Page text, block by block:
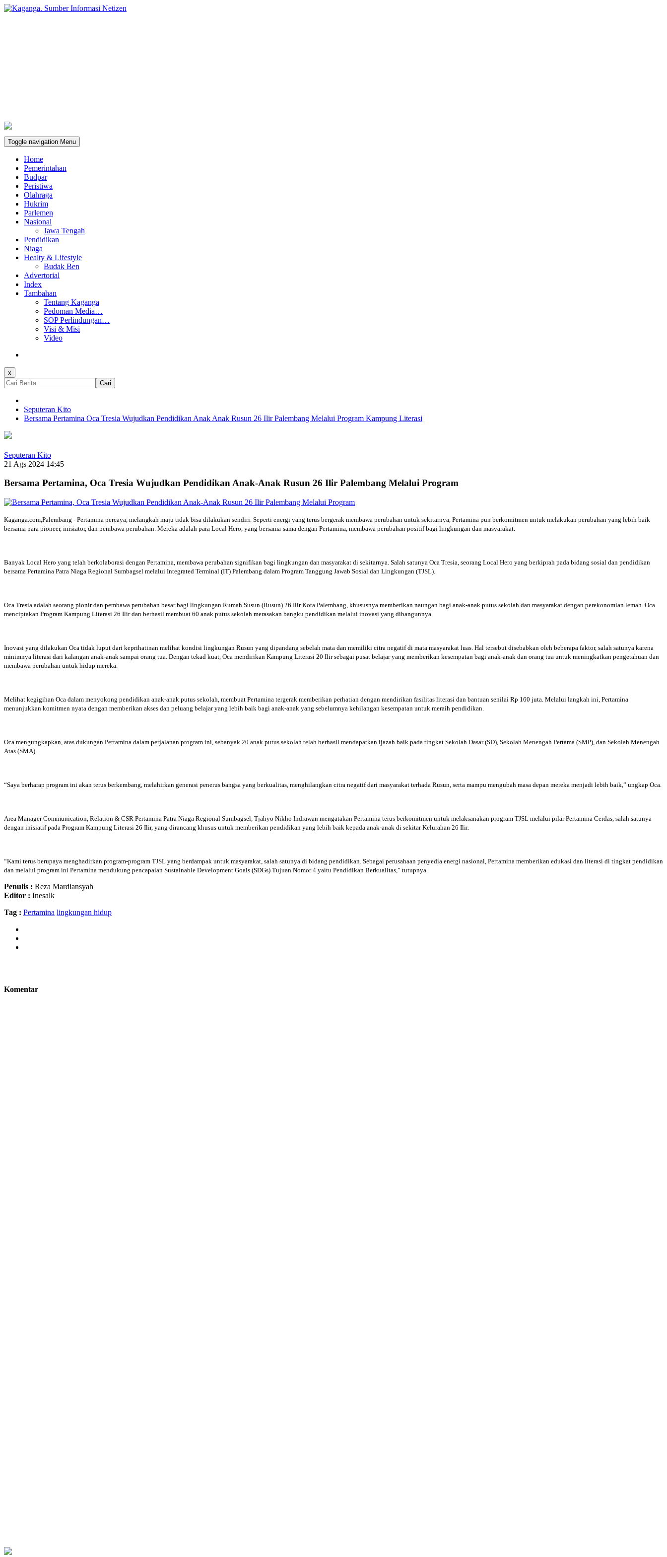
Toggle navigation Menu
Home
Pemerintahan
Budpar
Peristiwa
Olahraga
Hukrim
Parlemen
Nasional
Jawa Tengah
Pendidikan
Niaga
Healty & Lifestyle
Budak Ben
Advertorial
Index
Tambahan
Tentang Kaganga
Pedoman Media…
SOP Perlindungan…
Visi & Misi
Video
x
Cari
Seputeran Kito
Bersama Pertamina Oca Tresia Wujudkan Pendidikan Anak Anak Rusun 26 Ilir Palembang Melalui Program Kampung Literasi
Seputeran Kito
21 Ags 2024 14:45
Bersama Pertamina, Oca Tresia Wujudkan Pendidikan Anak-Anak Rusun 26 Ilir Palembang Melalui Program
Kaganga.com,Palembang - Pertamina percaya, melangkah maju tidak bisa dilakukan sendiri. Seperti energi yang terus bergerak membawa perubahan untuk sekitarnya, Pertamina pun berkomitmen untuk melakukan perubahan yang lebih baik
bersama para pioneer, inisiator, dan pembawa perubahan. Mereka adalah para Local Hero, yang bersama-sama dengan Pertamina, membawa perubahan positif bagi lingkungan dan masyarakat.
Banyak Local Hero yang telah berkolaborasi dengan Pertamina, membawa perubahan signifikan bagi lingkungan dan masyarakat di sekitarnya. Salah satunya Oca Tresia, seorang Local Hero yang berkiprah pada bidang sosial dan pendidikan
bersama Pertamina Patra Niaga Regional Sumbagsel melalui Integrated Terminal (IT) Palembang dalam Program Tanggung Jawab Sosial dan Lingkungan (TJSL).
Oca Tresia adalah seorang pionir dan pembawa perubahan besar bagi lingkungan Rumah Susun (Rusun) 26 Ilir Kota Palembang, khususnya memberikan naungan bagi anak-anak putus sekolah dan masyarakat dengan perekonomian lemah. Oca
menciptakan Program Kampung Literasi 26 Ilir dan berhasil membuat 60 anak putus sekolah merasakan bangku pendidikan melalui inovasi yang dibangunnya.
Inovasi yang dilakukan Oca tidak luput dari keprihatinan melihat kondisi lingkungan Rusun yang dipandang sebelah mata dan memiliki citra negatif di mata masyarakat luas. Hal tersebut disebabkan oleh beberapa faktor, salah satunya karena
minimnya literasi dari kalangan anak-anak sampai orang tua. Dengan tekad kuat, Oca mendirikan Kampung Literasi 20 Ilir sebagai pusat belajar yang memberikan kesempatan bagi anak-anak dan orang tua untuk meningkatkan pengetahuan dan
membawa perubahan untuk hidup mereka.
Melihat kegigihan Oca dalam menyokong pendidikan anak-anak putus sekolah, membuat Pertamina tergerak memberikan perhatian dengan mendirikan fasilitas literasi dan bantuan senilai Rp 160 juta. Melalui langkah ini, Pertamina
menunjukkan komitmen nyata dengan memberikan akses dan peluang belajar yang lebih baik bagi anak-anak yang sebelumnya kehilangan kesempatan untuk meraih pendidikan.
Oca mengungkapkan, atas dukungan Pertamina dalam perjalanan program ini, sebanyak 20 anak putus sekolah telah berhasil mendapatkan ijazah baik pada tingkat Sekolah Dasar (SD), Sekolah Menengah Pertama (SMP), dan Sekolah Menengah
Atas (SMA).
“Saya berharap program ini akan terus berkembang, melahirkan generasi penerus bangsa yang berkualitas, menghilangkan citra negatif dari masyarakat terhada Rusun, serta mampu mengubah masa depan mereka menjadi lebih baik,” ungkap Oca.
Area Manager Communication, Relation & CSR Pertamina Patra Niaga Regional Sumbagsel, Tjahyo Nikho Indrawan mengatakan Pertamina terus berkomitmen untuk melaksanakan program TJSL melalui pilar Pertamina Cerdas, salah satunya
dengan inisiatif pada Program Kampung Literasi 26 Ilir, yang dirancang khusus untuk memberikan pendidikan yang lebih baik kepada anak-anak di sekitar Kelurahan 26 Ilir.
“Kami terus berupaya menghadirkan program-program TJSL yang berdampak untuk masyarakat, salah satunya di bidang pendidikan. Sebagai perusahaan penyedia energi nasional, Pertamina memberikan edukasi dan literasi di tingkat pendidikan
dan melalui program ini Pertamina mendukung pencapaian Sustainable Development Goals (SDGs) Tujuan Nomor 4 yaitu Pendidikan Berkualitas,” tutupnya.
Penulis : Reza Mardiansyah
Editor : Inesalk
Tag : Pertamina lingkungan hidup
Komentar